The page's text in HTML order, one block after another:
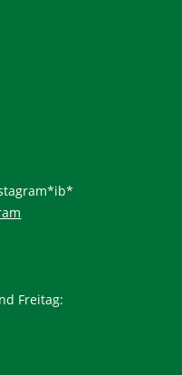
Freitag: